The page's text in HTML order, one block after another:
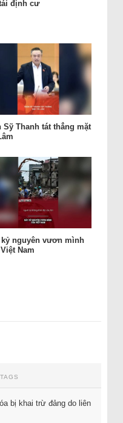
định cư
Sỹ Thanh tát thẳng mặt
nguyên vươn mình
Nam
TAGS
bị khai trừ đảng do liên